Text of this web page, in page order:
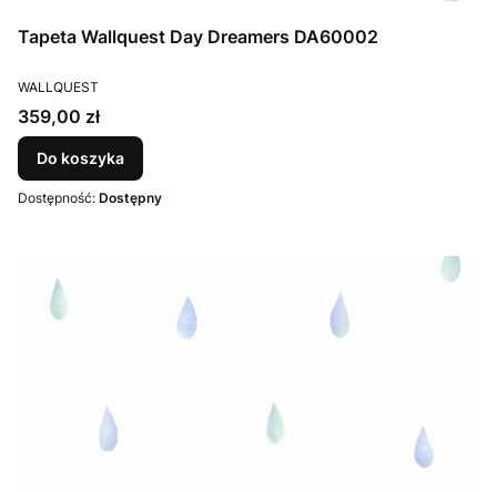
Tapeta Wallquest Day Dreamers DA60002
PRODUCENT
WALLQUEST
Cena
359,00 zł
Do koszyka
Dostępność: Dostępny